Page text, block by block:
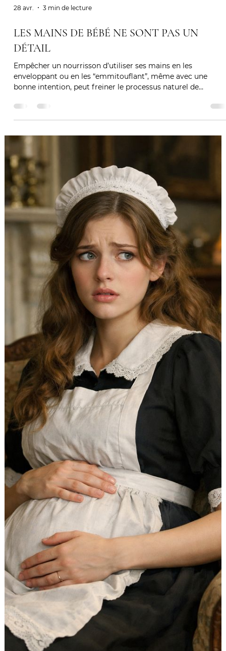
3 min de lecture
LES MAINS DE BÉBÉ NE SONT PAS UN
DÉTAIL
Empêcher un nourrisson d’utiliser ses mains en les
enveloppant ou en les “emmitouflant”, même avec une
bonne intention, peut freiner le processus naturel de
développement. Observer ses mains, c’est déjà comprendre
son besoin profond de liberté et de construction.